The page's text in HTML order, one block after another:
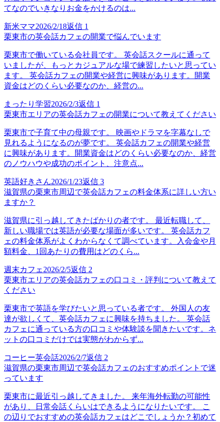
てなのでいきなりお金をかけるのは...
新米ママ2026/2/18返信 1
栗東市の英会話カフェの開業で悩んでいます
栗東市で働いている会社員です。 英会話スクールに通って
いましたが、もっとカジュアルな場で練習したいと思ってい
ます。 英会話カフェの開業や経営に興味があります。開業
資金はどのくらい必要なのか、経営の...
まったり学習2026/2/3返信 1
栗東市エリアの英会話カフェの開業について教えてください
栗東市で子育て中の母親です。 映画やドラマを字幕なしで
見れるようになるのが夢です。 英会話カフェの開業や経営
に興味があります。開業資金はどのくらい必要なのか、経営
のノウハウや成功のポイント、注意点...
英語好きさん2026/1/23返信 3
滋賀県の栗東市周辺で英会話カフェの料金体系に詳しい方い
ますか？
滋賀県に引っ越してきたばかりの者です。 最近転職して、
新しい職場では英語が必要な場面が多いです。 英会話カフ
ェの料金体系がよくわからなくて調べています。入会金や月
額料金、1回あたりの費用はどのくら...
週末カフェ 2026/2/5返信 2
栗東市エリアの英会話カフェの口コミ・評判について教えて
ください
栗東市で英語を学びたいと思っている者です。 外国人の友
達が欲しくて、英会話カフェに興味を持ちました。 英会話
カフェに通っている方の口コミや体験談を聞きたいです。ネ
ットの口コミだけでは実態がわからず...
コーヒー英会話2026/2/7返信 2
滋賀県の栗東市周辺で英会話カフェのおすすめポイントで迷
っています
栗東市に最近引っ越してきました。 来年海外転勤の可能性
があり、日常会話くらいはできるようになりたいです。 こ
の辺りでおすすめの英会話カフェはどこでしょうか？初めて